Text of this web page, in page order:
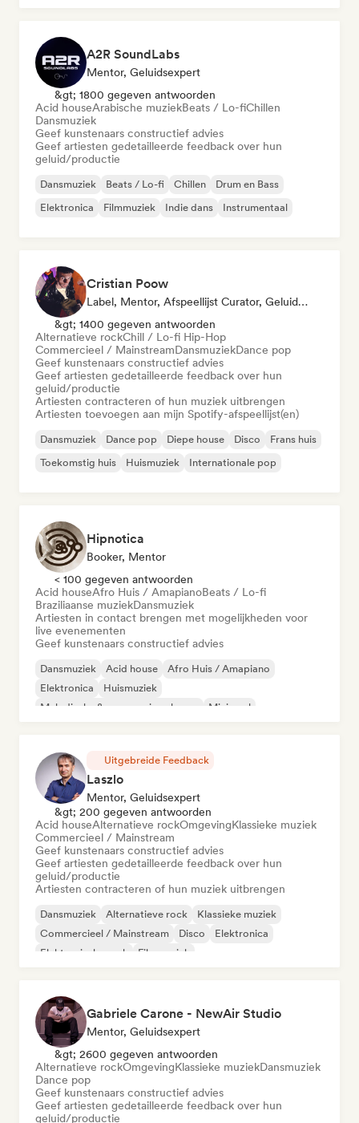
A2R SoundLabs
Mentor, Geluidsexpert
&gt; 1800 gegeven antwoorden
Acid houseArabische muziekBeats / Lo-fiChillen
Dansmuziek
Geef kunstenaars constructief advies
Geef artiesten gedetailleerde feedback over hun
geluid/productie
Dansmuziek Beats / Lo-fi Chillen
Drum en Bass
Elektronica
Filmmuziek Indie dans Instrumentaal
Cristian Poow
Label, Mentor, Afspeellijst Curator, Geluidsexpert
&gt; 1400 gegeven antwoorden
Alternatieve rockChill / Lo-fi Hip-Hop
Commercieel / MainstreamDansmuziekDance pop
Geef kunstenaars constructief advies
Geef artiesten gedetailleerde feedback over hun
geluid/productie
Artiesten contracteren of hun muziek uitbrengen
Artiesten toevoegen aan mijn Spotify-afspeellijst(en)
Dansmuziek Dance pop Diepe house Disco
Frans huis
Toekomstig huis
Huismuziek Internationale pop
Hipnotica
Booker, Mentor
< 100 gegeven antwoorden
Acid houseAfro Huis / AmapianoBeats / Lo-fi
Braziliaanse muziekDansmuziek
Artiesten in contact brengen met mogelijkheden voor
live evenementen
Geef kunstenaars constructief advies
Dansmuziek Acid house
Afro Huis / Amapiano
Elektronica
Huismuziek
Melodische & progressieve house
Minimaal
Uitgebreide Feedback
Laszlo
Mentor, Geluidsexpert
&gt; 200 gegeven antwoorden
Acid houseAlternatieve rockOmgevingKlassieke muziek
Commercieel / Mainstream
Geef kunstenaars constructief advies
Geef artiesten gedetailleerde feedback over hun
geluid/productie
Artiesten contracteren of hun muziek uitbrengen
Dansmuziek Alternatieve rock
Klassieke muziek
Commercieel / Mainstream
Disco
Elektronica
Elektronische rock
Filmmuziek
Gabriele Carone - NewAir Studio
Mentor, Geluidsexpert
&gt; 2600 gegeven antwoorden
Alternatieve rockOmgevingKlassieke muziekDansmuziek
Dance pop
Geef kunstenaars constructief advies
Geef artiesten gedetailleerde feedback over hun
geluid/productie